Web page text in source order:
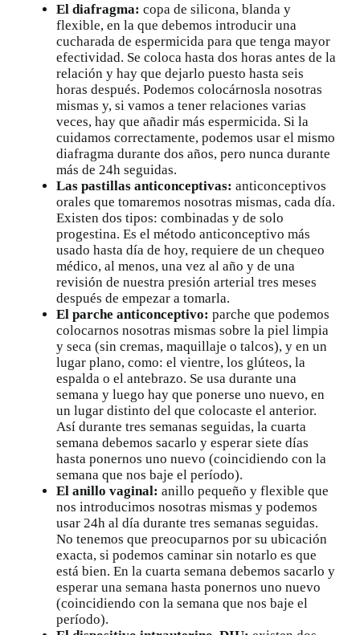
El diafragma: copa de silicona, blanda y
flexible, en la que debemos introducir una
cucharada de espermicida para que tenga mayor
efectividad. Se coloca hasta dos horas antes de la
relación y hay que dejarlo puesto hasta seis
horas después. Podemos colocárnosla nosotras
mismas y, si vamos a tener relaciones varias
veces, hay que añadir más espermicida. Si la
cuidamos correctamente, podemos usar el mismo
diafragma durante dos años, pero nunca durante
más de 24h seguidas.
Las pastillas anticonceptivas: anticonceptivos
orales que tomaremos nosotras mismas, cada día.
Existen dos tipos: combinadas y de solo
progestina. Es el método anticonceptivo más
usado hasta día de hoy, requiere de un chequeo
médico, al menos, una vez al año y de una
revisión de nuestra presión arterial tres meses
después de empezar a tomarla.
El parche anticonceptivo: parche que podemos
colocarnos nosotras mismas sobre la piel limpia
y seca (sin cremas, maquillaje o talcos), y en un
lugar plano, como: el vientre, los glúteos, la
espalda o el antebrazo. Se usa durante una
semana y luego hay que ponerse uno nuevo, en
un lugar distinto del que colocaste el anterior.
Así durante tres semanas seguidas, la cuarta
semana debemos sacarlo y esperar siete días
hasta ponernos uno nuevo (coincidiendo con la
semana que nos baje el período).
El anillo vaginal: anillo pequeño y flexible que
nos introducimos nosotras mismas y podemos
usar 24h al día durante tres semanas seguidas.
No tenemos que preocuparnos por su ubicación
exacta, si podemos caminar sin notarlo es que
está bien. En la cuarta semana debemos sacarlo y
esperar una semana hasta ponernos uno nuevo
(coincidiendo con la semana que nos baje el
período).